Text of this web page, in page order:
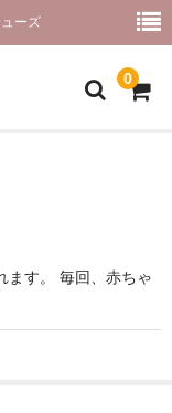
ーズ
0
ます。 毎回、赤ちゃ